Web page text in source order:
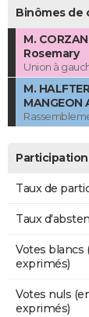
Binômes de
M.
Rosemary
Union à
M.
MANGEON
Taux de
Taux
Votes blancs
exprimés)
Votes nuls
exprimés)